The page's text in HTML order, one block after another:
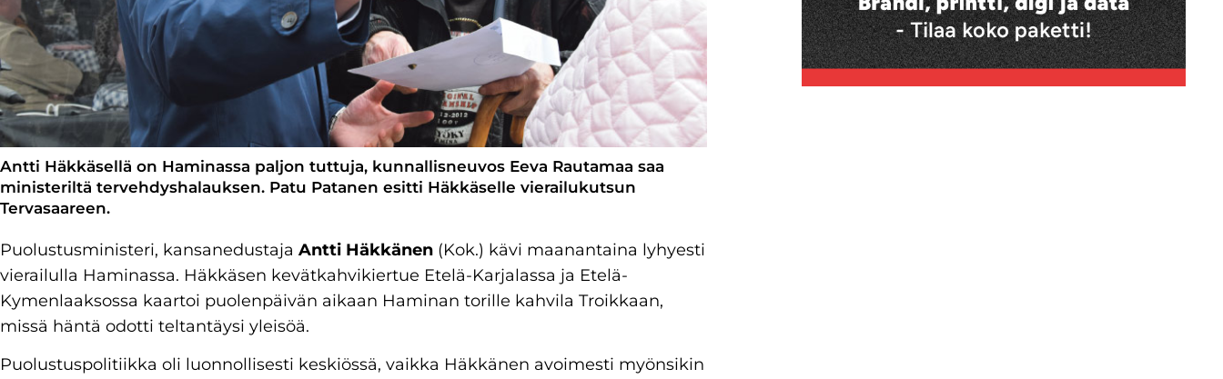
Antti Häkkäsellä on Haminassa paljon tuttuja, kunnallisneuvos Eeva Rautamaa saa
ministeriltä tervehdyshalauksen. Patu Patanen esitti Häkkäselle vierailukutsun
Tervasaareen.
Puolustusministeri, kansanedustaja Antti Häkkänen (Kok.) kävi maanantaina lyhyesti
vierailulla Haminassa. Häkkäsen kevätkahvikiertue Etelä-Karjalassa ja Etelä-
Kymenlaaksossa kaartoi puolenpäivän aikaan Haminan torille kahvila Troikkaan,
missä häntä odotti teltantäysi yleisöä.
Puolustuspolitiikka oli luonnollisesti keskiössä, vaikka Häkkänen avoimesti myönsikin